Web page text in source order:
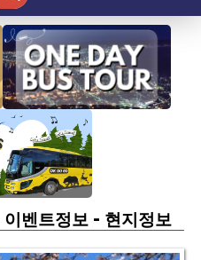
이벤트정보- 현지정보